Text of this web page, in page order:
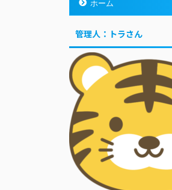
ホーム
管理人：トラさん